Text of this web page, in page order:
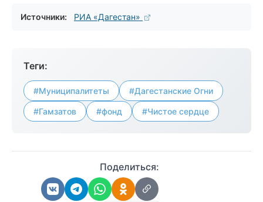
Источники: РИА «Дагестан»
Теги:
#Муниципалитеты #Дагестанские Огни
#Гамзатов #фонд #Чистое сердце
Поделиться: